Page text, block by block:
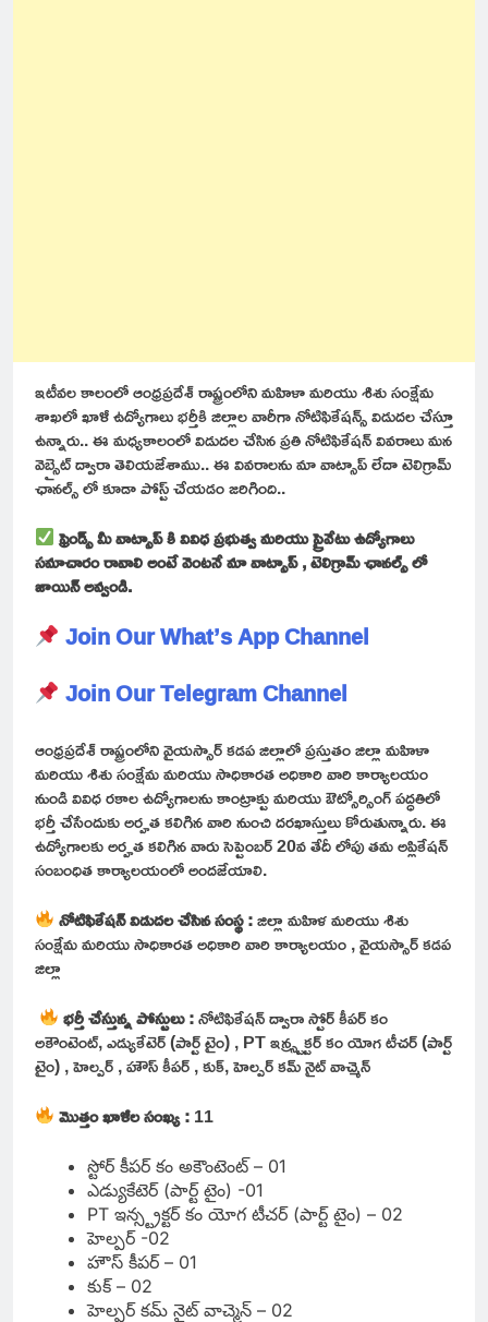
ఇటీవల కాలంలో ఆంధ్రప్రదేశ్ రాష్ట్రంలోని మహిళా మరియు శిశు సంక్షేమ
శాఖలో ఖాళీ ఉద్యోగాలు భర్తీకి జిల్లాల వారీగా నోటిఫికేషన్స్ విడుదల చేస్తూ
ఉన్నారు.. ఈ మధ్యకాలంలో విడుదల చేసిన ప్రతి నోటిఫికేషన్ వివరాలు మన
వెబ్సైట్ ద్వారా తెలియజేశాము.. ఈ వివరాలను మా వాట్సాప్ లేదా టెలిగ్రామ్
ఛానల్స్ లో కూడా పోస్ట్ చేయడం జరిగింది..
ఫ్రెండ్స్ మీ వాట్సాప్ కి వివిధ ప్రభుత్వ మరియు ప్రైవేటు ఉద్యోగాలు
సమాచారం రావాలి అంటే వెంటనే మా వాట్సాప్ , టెలిగ్రామ్ ఛానల్స్ లో
జాయిన్ అవ్వండి.
Join Our What’s App Channel
Join Our Telegram Channel
ఆంధ్రప్రదేశ్ రాష్ట్రంలోని వైయస్సార్ కడప జిల్లాలో ప్రస్తుతం జిల్లా మహిళా
మరియు శిశు సంక్షేమ మరియు సాధికారత అధికారి వారి కార్యాలయం
నుండి వివిధ రకాల ఉద్యోగాలను కాంట్రాక్టు మరియు ఔట్సోర్సింగ్ పద్ధతిలో
భర్తీ చేసేందుకు అర్హత కలిగిన వారి నుంచి దరఖాస్తులు కోరుతున్నారు. ఈ
ఉద్యోగాలకు అర్హత కలిగిన వారు సెప్టెంబర్ 20వ తేదీ లోపు తమ అప్లికేషన్
సంబంధిత కార్యాలయంలో అందజేయాలి.
నోటిఫికేషన్ విడుదల చేసిన సంస్థ :జిల్లా మహిళ మరియు శిశు
సంక్షేమ మరియు సాధికారత అధికారి వారి కార్యాలయం , వైయస్సార్ కడప
జిల్లా
భర్తీ చేస్తున్న పోస్టులు :నోటిఫికేషన్ద్వారాస్టోర్ కీపర్ కం
అకౌంటెంట్, ఎడ్యుకేటెర్ (పార్ట్ టైం) , PT ఇన్స్ట్రక్టర్ కం యోగ టీచర్ (పార్ట్
టైం) , హెల్పర్ , హౌస్ కీపర్ , కుక్, హెల్పర్ కమ్ నైట్ వాచ్మెన్
మొత్తం ఖాళీల సంఖ్య :11
స్టోర్ కీపర్ కం అకౌంటెంట్ – 01
ఎడ్యుకేటెర్ (పార్ట్ టైం) -01
PT ఇన్స్ట్రక్టర్ కం యోగ టీచర్ (పార్ట్ టైం) – 02
హెల్పర్ -02
హౌస్ కీపర్ – 01
కుక్ – 02
హెల్పర్ కమ్ నైట్ వాచ్మెన్ – 02